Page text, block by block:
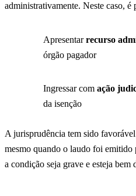
administrativamente. Neste caso, é
Apresentarrecurso
órgão pagador
Ingressar com ação
da isenção
A jurisprudência tem sido
mesmo quando o laudo foi emitido
a condição seja grave e esteja bem